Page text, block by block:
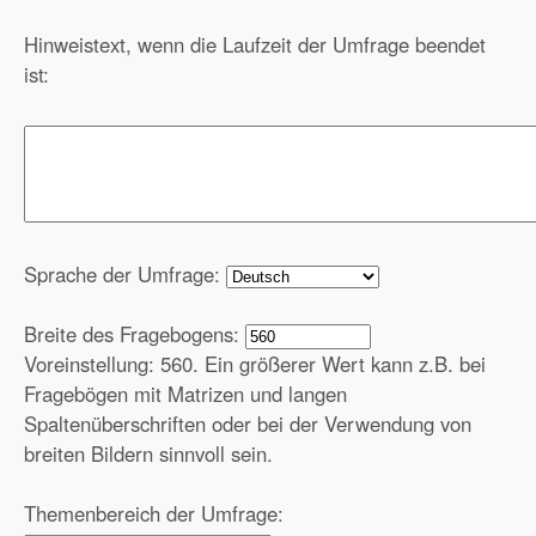
Hinweistext, wenn die Laufzeit der Umfrage beendet
ist:
Sprache der Umfrage:
Breite des Fragebogens:
Voreinstellung: 560. Ein größerer Wert kann z.B. bei
Fragebögen mit Matrizen und langen
Spaltenüberschriften oder bei der Verwendung von
breiten Bildern sinnvoll sein.
Themenbereich der Umfrage: